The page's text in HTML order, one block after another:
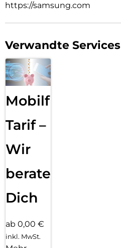
https://samsung.com
Verwandte Services
Mobilfunk
Tarif –
Wir
beraten
Dich
ab 0,00 €
inkl. MwSt.